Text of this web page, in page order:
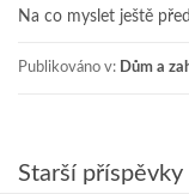
Na co myslet ještě
Publikováno v: Dům a
Navigace
Starší příspěvky